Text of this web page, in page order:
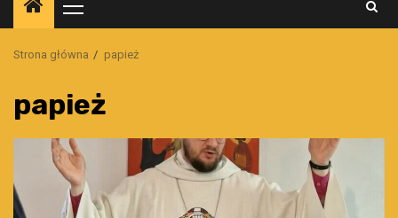
Menu
główne
Strona główna papież
papież